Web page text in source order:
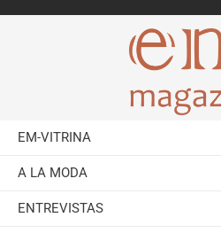
EM-VITRINA
A LA MODA
ENTREVISTAS